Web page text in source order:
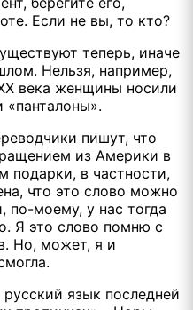
Если не вы, то кто?
теперь, иначе
Нельзя, например,
века женщины носили
«панталоны».
пишут, что
из Америки в
подарки, в частности,
что это слово можно
по-моему, у нас тогда
Я это слово помню с
Но, может, я и
язык последней